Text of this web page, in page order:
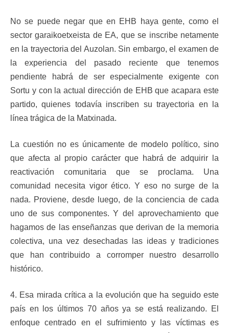
No se puede negar que en EHB haya gente, como el
sector garaikoetxeista de EA, que se inscribe netamente
en la trayectoria del Auzolan. Sin embargo, el examen de
la experiencia del pasado reciente que tenemos
pendiente habrá de ser especialmente exigente con
Sortu y con la actual dirección de EHB que acapara este
partido, quienes todavía inscriben su trayectoria en la
línea trágica de la Matxinada.
La cuestión no es únicamente de modelo político, sino
que afecta al propio carácter que habrá de adquirir la
reactivación comunitaria que se proclama. Una
comunidad necesita vigor ético. Y eso no surge de la
nada. Proviene, desde luego, de la conciencia de cada
uno de sus componentes. Y del aprovechamiento que
hagamos de las enseñanzas que derivan de la memoria
colectiva, una vez desechadas las ideas y tradiciones
que han contribuido a corromper nuestro desarrollo
histórico.
4. Esa mirada crítica a la evolución que ha seguido este
país en los últimos 70 años ya se está realizando. El
enfoque centrado en el sufrimiento y las víctimas es